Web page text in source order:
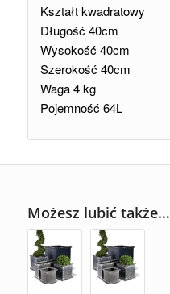
Kształt kwadratowy
Długość 40cm
Wysokość 40cm
Szerokość 40cm
Waga 4 kg
Pojemność 64L
Możesz lubić także…